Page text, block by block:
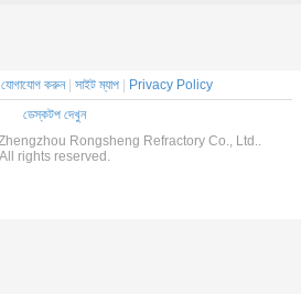
যোগাযোগ করুন| সাইট ম্যাপ| Privacy Policy
ডেস্কটপ দেখুন
Rongsheng Refractory Co., Ltd..
All rights reserved.